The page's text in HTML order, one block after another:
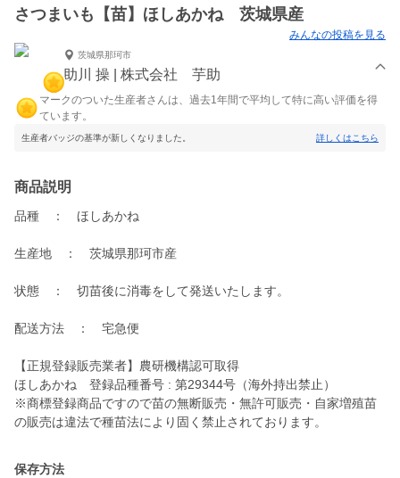
さつまいも【苗】ほしあかね 茨城県産
みんなの投稿を見る
茨城県那珂市
助川 操 | 株式会社 芋助
マークのついた生産者さんは、過去1年間で平均して特に高い評価を得
ています。
生産者バッジの基準が新しくなりました。 詳しくはこちら
商品説明
品種 ： ほしあかね
生産地 ： 茨城県那珂市産
状態 ： 切苗後に消毒をして発送いたします。
配送方法 ： 宅急便
【正規登録販売業者】農研機構認可取得
ほしあかね 登録品種番号 : 第29344号（海外持出禁止）
※商標登録商品ですので苗の無断販売・無許可販売・自家増殖苗
の販売は違法で種苗法により固く禁止されております。
保存方法